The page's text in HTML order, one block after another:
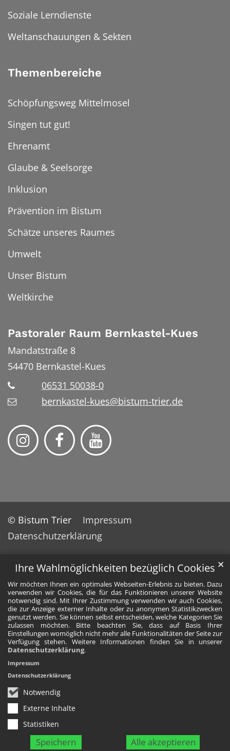
Ihre Wahlmöglichkeiten bezüglich Cookies
Wir möchten Ihnen ein optimales Webseiten-Erlebnis zu bieten. Dazu
verwenden wir Cookies, die für das Funktionieren unserer Website
notwendig sind. Mit Ihrer Zustimmung verwenden wir auch Cookies,
die zur Anzeige externer Inhalte oder zu anonymen Statistikzwecken
genutzt werden. Sie können selbst entscheiden, welche Kategorien Sie
zulassen möchten. Bitte beachten Sie, dass auf Basis Ihrer
Einstellungen womöglich nicht mehr alle Funktionalitäten der Seite zur
Verfügung stehen. Weitere Informationen finden Sie in unserer
Datenschutzerklärung.
Notwendig
Externe Inhalte
Statistiken
Speichern Alle akzeptieren
✕
Impressum
Datenschutzerklärung
Soziale Lerndienste
Weltanschauungen & Sekten
Themenbereiche
Schöpfungsweg Mittelmosel
Singen tut gut!
Ehrenamt
Glaube & Seelsorge
Inklusion
Prävention im Bistum
Schätze unseres Raumes
Umwelt
Unser Bistum
Weltkirche
Pastoraler Raum Bernkastel-Kues
Mandatstraße 8
54470 Bernkastel-Kues
06531 50038-0
bernkastel-kues@bistum-trier.de
© Bistum Trier
Impressum
Datenschutzerklärung